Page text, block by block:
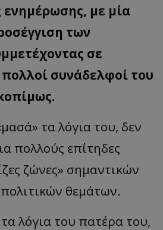
με μία
των
σε
συνάδελφοί του
τα λόγια του, δεν
πολλούς επίτηδες
ζώνες» σημαντικών
θεμάτων.
λόγια του πατέρα του,